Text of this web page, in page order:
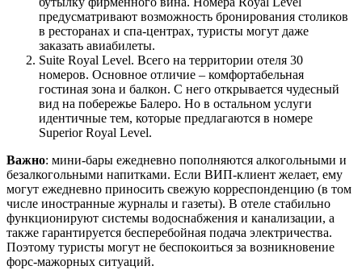
предусматривают возможность бронирования столиков
в ресторанах и спа-центрах, туристы могут даже
заказать авиабилеты.
Suite Royal Level. Всего на территории отеля 30
номеров. Основное отличие – комфортабельная
гостиная зона и балкон. С него открывается чудесный
вид на побережье Балеро. Но в остальном услуги
идентичные тем, которые предлагаются в номере
Superior Royal Level.
Важно: мини-бары ежедневно пополняются алкогольными и
безалкогольными напитками. Если ВИП-клиент желает, ему
могут ежедневно приносить свежую корреспонденцию (в том
числе иностранные журналы и газеты). В отеле стабильно
функционируют системы водоснабжения и канализации, а
также гарантируется бесперебойная подача электричества.
Поэтому туристы могут не беспокоиться за возникновение
форс-мажорных ситуаций.